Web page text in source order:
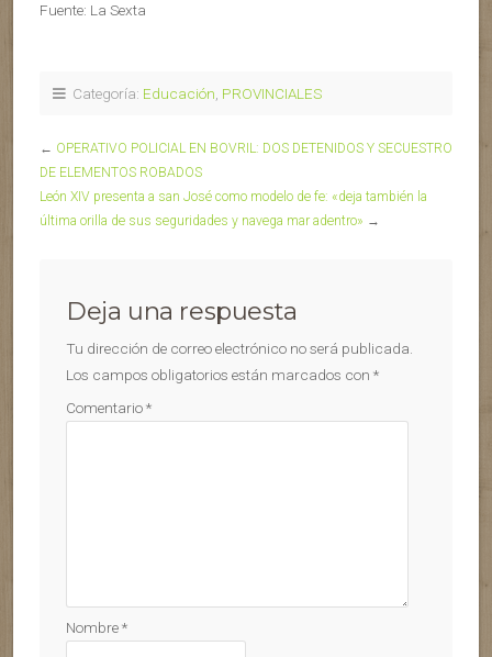
Fuente: La Sexta
Categoría: Educación, PROVINCIALES
← OPERATIVO POLICIAL EN BOVRIL: DOS DETENIDOS Y SECUESTRO
DE ELEMENTOS ROBADOS
León XIV presenta a san José como modelo de fe: «deja también la
última orilla de sus seguridades y navega mar adentro» →
Deja una respuesta
Tu dirección de correo electrónico no será publicada.
Los campos obligatorios están marcados con *
Comentario*
Nombre*